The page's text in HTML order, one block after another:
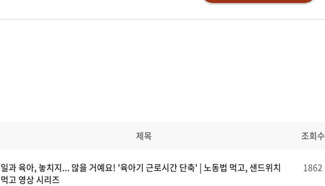
제목 조회수
일과 육아, 놓치지... 않을 거예요! '육아기 근로시간 단축' | 노동법 먹고, 샌드위치
먹고 영상 시리즈
1862